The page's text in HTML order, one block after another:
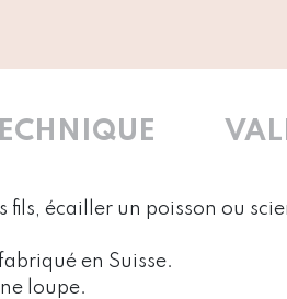
fils, écailler un poisson ou
en Suisse.
loupe.